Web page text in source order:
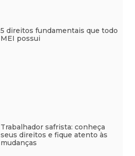
5 direitos fundamentais que todo
MEI possui
Trabalhador safrista: conheça
seus direitos e fique atento às
mudanças